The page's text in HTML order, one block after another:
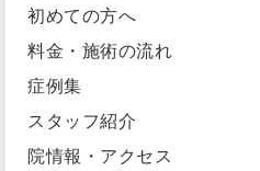
初めての方へ
料金・施術の流れ
症例集
スタッフ紹介
院情報・アクセス